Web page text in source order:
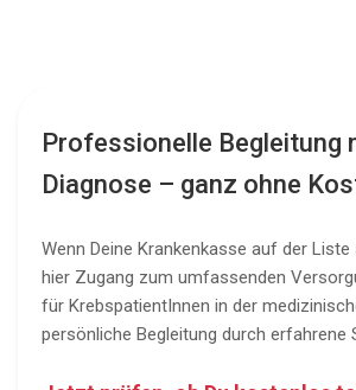
Professionelle Begleitung
Diagnose – ganz ohne
Wenn Deine Krankenkasse auf der
hier Zugang zum umfassenden
für KrebspatientInnen in der
persönliche Begleitung durch erfahrene